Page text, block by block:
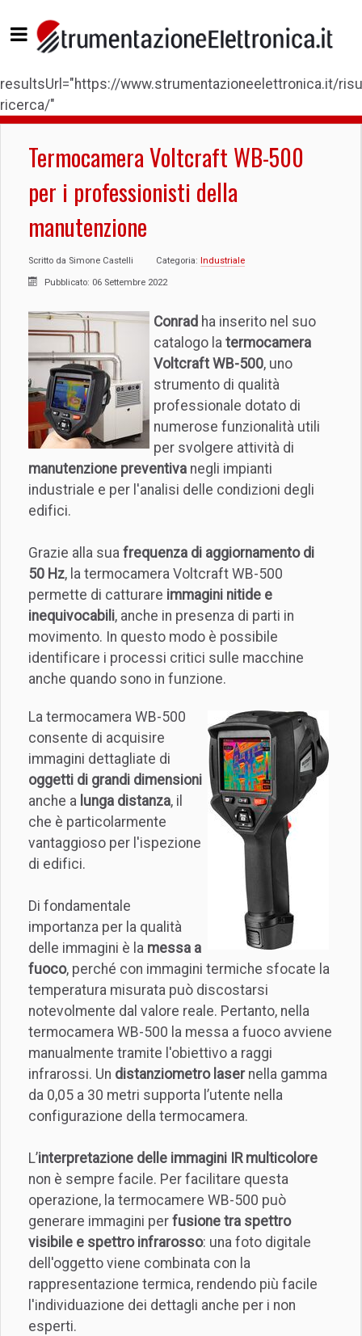
resultsUrl="https://www.strumentazioneelettronica.it/
ricerca/"
Termocamera Voltcraft WB-500
per i professionisti della
manutenzione
Scritto da Simone Castelli Categoria: Industriale
Pubblicato: 06 Settembre 2022
Conrad ha inserito nel suo
catalogo la termocamera
Voltcraft WB-500, uno
strumento di qualità
professionale dotato di
numerose funzionalità utili
per svolgere attività di
manutenzione preventiva negli impianti
industriale e per l'analisi delle condizioni degli
edifici.
Grazie alla sua frequenza di aggiornamento di
50 Hz, la termocamera Voltcraft WB-500
permette di catturare immagini nitide e
inequivocabili, anche in presenza di parti in
movimento. In questo modo è possibile
identificare i processi critici sulle macchine
anche quando sono in funzione.
La termocamera WB-500
consente di acquisire
immagini dettagliate di
oggetti di grandi dimensioni
anche a lunga distanza, il
che è particolarmente
vantaggioso per l'ispezione
di edifici.
Di fondamentale
importanza per la qualità
delle immagini è la messa a
fuoco, perché con immagini termiche sfocate la
temperatura misurata può discostarsi
notevolmente dal valore reale. Pertanto, nella
termocamera WB-500 la messa a fuoco avviene
manualmente tramite l'obiettivo a raggi
infrarossi. Un distanziometro lasernella gamma
da 0,05 a 30 metri supporta l’utente nella
configurazione della termocamera.
L’interpretazione delle immagini IR multicolore
non è sempre facile. Per facilitare questa
operazione, la termocamere WB-500 può
generare immagini per fusione tra spettro
visibile e spettro infrarosso: una foto digitale
dell'oggetto viene combinata con la
rappresentazione termica, rendendo più facile
l'individuazione dei dettagli anche per i non
esperti.